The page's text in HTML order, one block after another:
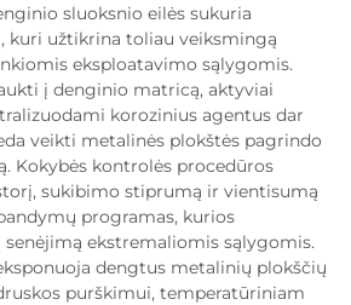
sluoksnio eilės sukuria
kuri užtikrina toliau veiksmingą
eksploatavimo sąlygomis.
į denginio matricą, aktyviai
korozinius agentus dar
veikti metalinės plokštės pagrindo
Kokybės kontrolės procedūros
sukibimo stiprumą ir vientisumą
programas, kurios
ekstremaliomis sąlygomis.
dengtus metalinių plokščių
purškimui, temperatūriniam